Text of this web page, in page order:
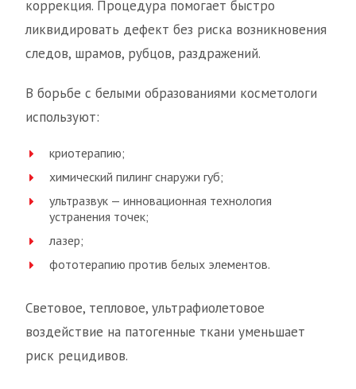
коррекция. Процедура помогает быстро
ликвидировать дефект без риска возникновения
следов, шрамов, рубцов, раздражений.
В борьбе с белыми образованиями косметологи
используют:
криотерапию;
химический пилинг снаружи губ;
ультразвук — инновационная технология
устранения точек;
лазер;
фототерапию против белых элементов.
Световое, тепловое, ультрафиолетовое
воздействие на патогенные ткани уменьшает
риск рецидивов.